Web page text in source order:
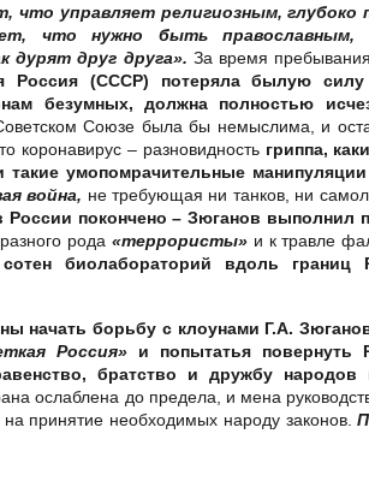
что управляет религиозным, глубоко
что нужно быть православным,
дурят друг друга». За время
Россия (СССР) потеряла былую
безумных, должна полностью
Союзе была бы немыслима, и
коронавирус – разновидность гриппа,
умопомрачительные
война, не требующая ни танков, ни
покончено – Зюганов выполнил
рода «террористы»и к травле
биолабораторий вдоль
начать борьбу с клоунами Г.А.
Россия» и попытатья
братство и дружбу народов
ослаблена до предела, и мена
на принятие необходимых народу законов.